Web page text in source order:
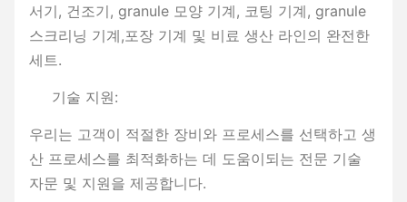
서기, 건조기, granule 모양 기계, 코팅 기계, granule
스크리닝 기계,포장 기계 및 비료 생산 라인의 완전한
세트.
기술 지원:
우리는 고객이 적절한 장비와 프로세스를 선택하고 생
산 프로세스를 최적화하는 데 도움이되는 전문 기술
자문 및 지원을 제공합니다.